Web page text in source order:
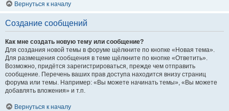
Вернуться к началу
Создание сообщений
Как мне создать новую тему или сообщение?
Для создания новой темы в форуме щёлкните по кнопке «Новая тема».
Для размещения сообщения в теме щёлкните по кнопке «Ответить».
Возможно, придётся зарегистрироваться, прежде чем отправить
сообщение. Перечень ваших прав доступа находится внизу страниц
форума или темы. Например: «Вы можете начинать темы», «Вы можете
добавлять вложения» и т.п.
Вернуться к началу